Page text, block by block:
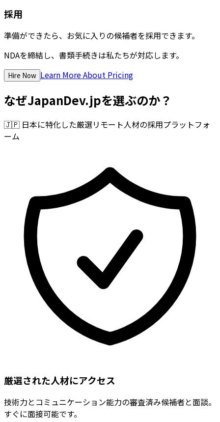
採用
準備ができたら、お気に入りの候補者を採用できます。
NDAを締結し、書類手続きは私たちが対応します。
Hire Now Learn More About Pricing
なぜJapanDev.jpを選ぶのか？
🇯🇵 日本に特化した厳選リモート人材の採用プラットフォ
ーム
厳選された人材にアクセス
技術力とコミュニケーション能力の審査済み候補者と面談。
すぐに面接可能です。